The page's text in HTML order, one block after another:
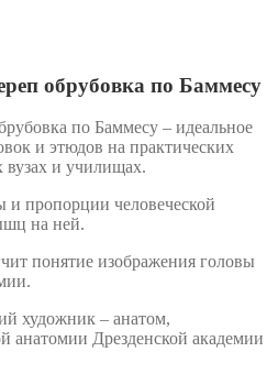
обрубовка по Баммесу
по Баммесу – идеальное
и этюдов на практических
вузах и училищах.
и пропорции человеческой
на ней.
понятие изображения головы
художник – анатом,
анатомии Дрезденской академии